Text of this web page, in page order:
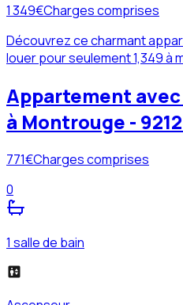
1 349€Charges comprises
Découvrez ce charmant
louer pour seulement 1,349 à
Appartement avec
à Montrouge -
771€Charges comprises
0
1 salle de bain